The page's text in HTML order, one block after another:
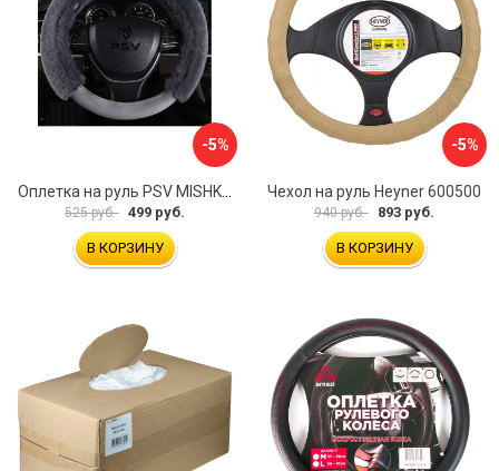
-5%
525 руб. 499 руб.
В КОРЗИНУ
-5%
Чехол на руль Heyner 600500
940 руб. 893 руб.
В КОРЗИНУ